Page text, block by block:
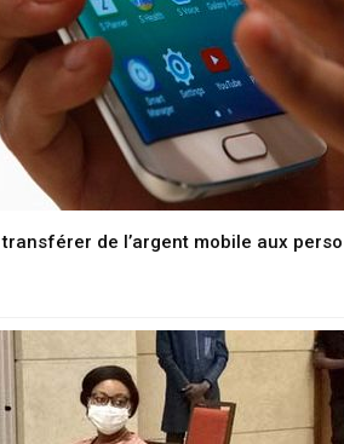
transférer de l’argent mobile aux